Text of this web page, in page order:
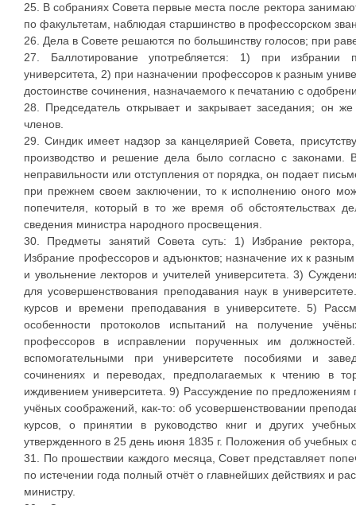
25. В собраниях Совета первые места после ректора
по факультетам, наблюдая старшинство в профессорском
26. Дела в Совете решаются по большинству голосов; при
27. Баллотирование употребляется: 1) при избрании
университета, 2) при назначении профессоров к разным
достоинстве сочинения, назначаемого к печатанию с
28. Председатель открывает и закрывает заседания; он
членов.
29. Синдик имеет надзор за канцелярией Совета,
производство и решение дела было согласно с
неправильности или отступления от порядка, он подает
при прежнем своем заключении, то к исполнению оного
попечителя, который в то же время об обстоятельствах
сведения министра народного просвещения.
30. Предметы занятий Совета суть: 1) Избрание
Избрание профессоров и адъюнктов; назначение их к
и увольнение лекторов и учителей университета. 3)
для усовершенствования преподавания наук в
курсов и времени преподавания в университете. 5)
особенности протоколов испытаний на получение
профессоров в исправлении порученных им
вспомогательными при университете пособиями и
сочинениях и переводах, предполагаемых к чтению в
иждивением университета. 9) Рассуждение по
учёных соображений, как-то: об усовершенствовании
курсов, о принятии в руководство книг и других
утвержденного в 25 день июня 1835 г. Положения об учебных
31. По прошествии каждого месяца, Совет представляет
по истечении года полный отчёт о главнейших действиях и
министру.